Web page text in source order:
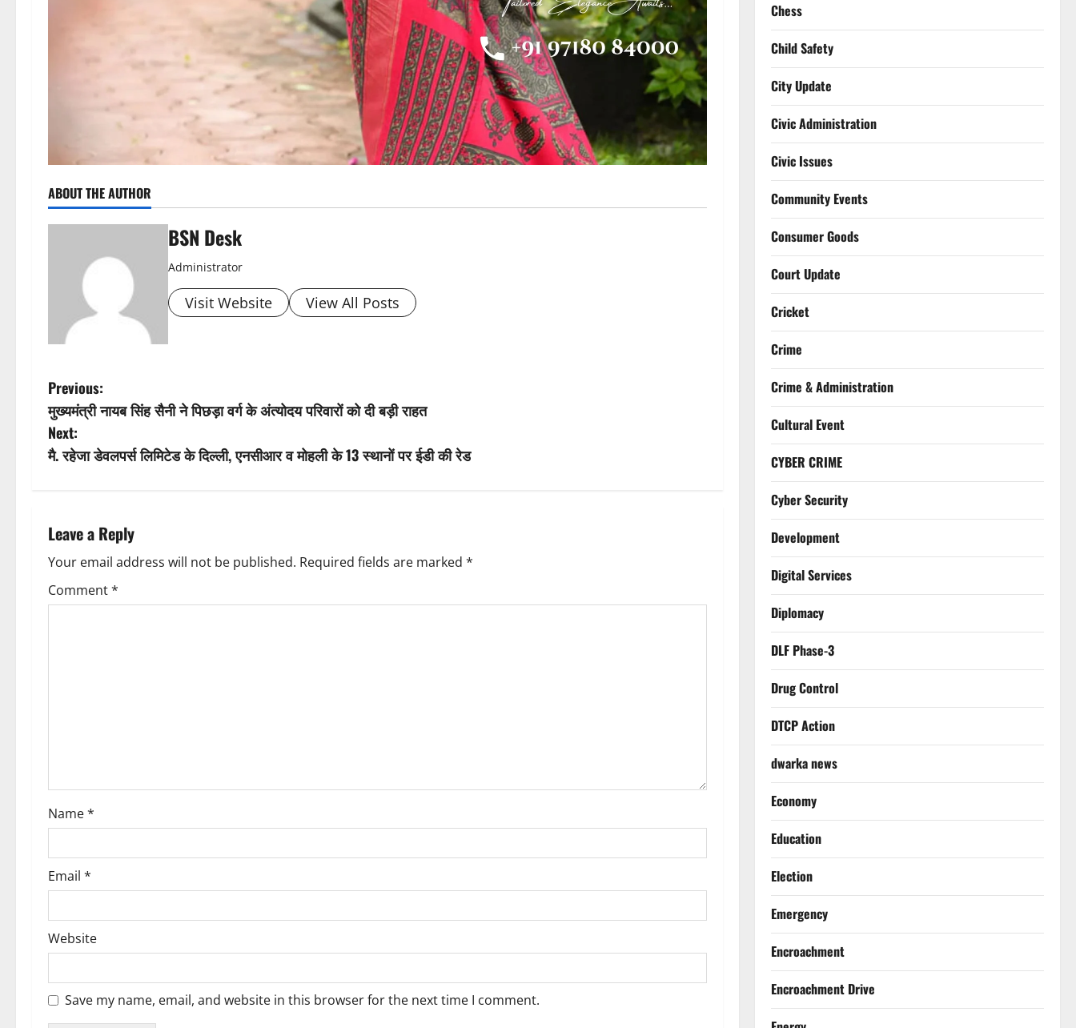
ABOUT THE AUTHOR
BSN Desk
Administrator
Visit Website View All Posts
P
o
s
n
a
v
o
n
Previous:
मुख्यमंत्री नायब सिंह सैनी ने पिछड़ा वर्ग के अंत्योदय परिवारों को दी बड़ी राहत
Next:
मै. रहेजा डेवलपर्स लिमिटेड के दिल्ली, एनसीआर व मोहली के 13 स्थानों पर ईडी की रेड
Leave a Reply
Your email address will not be published. Required fields are marked *
Comment*
Name*
Email *
Website
Save my name, email, and website in this browser for the next time I comment.
Chess
Child Safety
City Update
Civic Administration
Civic Issues
Community Events
Consumer Goods
Court Update
Cricket
Crime
Crime & Administration
Cultural Event
CYBER CRIME
Cyber Security
Development
Digital Services
Diplomacy
DLF Phase-3
Drug Control
DTCP Action
dwarka news
Economy
Education
Election
Emergency
Encroachment
Encroachment Drive